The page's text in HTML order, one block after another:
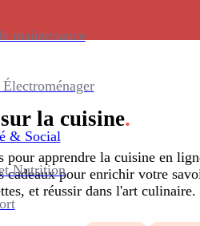
maintenance
& Social
Nutrition
la cuisine.
pour apprendre la cuisine en
cadeaux pour enrichir votre
et réussir dans l'art culinaire.